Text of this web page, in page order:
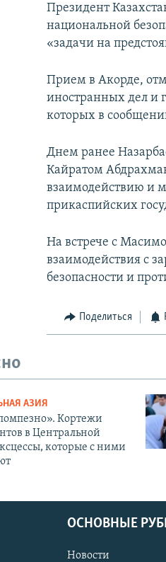
Президент
национальной
«задачи на
Прием в Акорде,
иностранных дел и
которых в
Днем ранее
Кайратом
взаимодействию и
прикаспийских
На встрече с
взаимодействия с
безопасности и
Поделиться
АЗИЯ
Кортежи
в Центральной
которые с ними
ОСНОВНЫЕ
Новости